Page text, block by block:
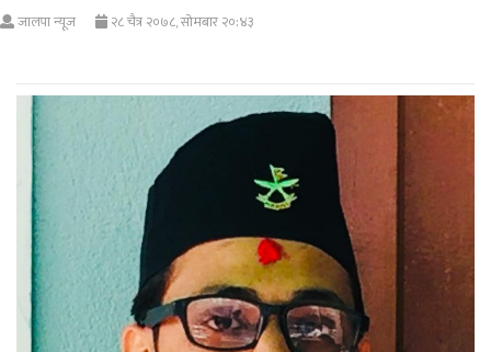
जालपा न्यूज २८ चैत्र २०७८, सोमबार २०:४३